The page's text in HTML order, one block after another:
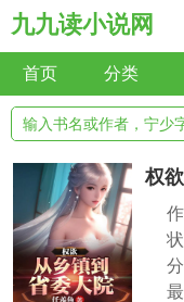
九九读小说网
首页 分类
权